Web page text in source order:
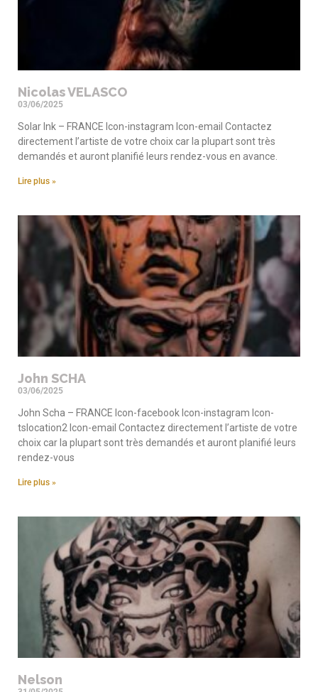
Nicolas VELASCO
03/06/2025
Solar Ink – FRANCE Icon-instagram Icon-email Contactez
directement l’artiste de votre choix car la plupart sont très
demandés et auront planifié leurs rendez-vous en avance.
Lire plus »
John SCHA
03/06/2025
John Scha – FRANCE Icon-facebook Icon-instagram Icon-
tslocation2 Icon-email Contactez directement l’artiste de votre
choix car la plupart sont très demandés et auront planifié leurs
rendez-vous
Lire plus »
Nelson